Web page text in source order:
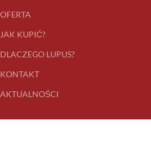
OFERTA
JAK KUPIĆ?
DLACZEGO LUPUS?
KONTAKT
AKTUALNOŚCI